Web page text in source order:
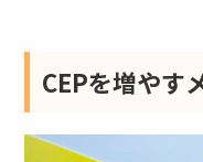
CEPを増やす